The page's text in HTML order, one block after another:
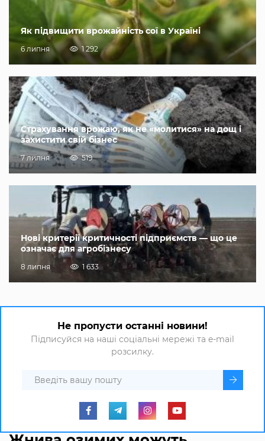
Як підвищити врожайність сої в Україні
6 липня 1 292
Страхування врожаю, як не «молитися» на дощ і
захистити свій бізнес
7 липня 519
Нові критерії критичності підприємств — що це
означає для агробізнесу
8 липня 1 633
Не пропусти останні новини!
Підписуйся на наші соціальні мережі та e-mail
розсилку.